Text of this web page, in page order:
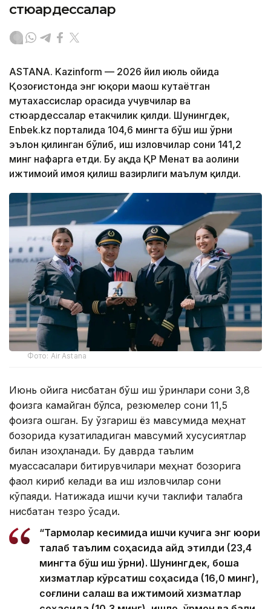
стюардессалар
ASTANA. Kazinform — 2026 йил июль ойида
Қозоғистонда энг юқори маош кутаётган
мутахассислар орасида учувчилар ва
стюардессалар етакчилик қилди. Шунингдек,
Enbek.kz порталида 104,6 мингта бўш иш ўрни
эълон қилинган бўлиб, иш изловчилар сони 141,2
минг нафарга етди. Бу ҳақда ҚР Меҳнат ва аҳолини
ижтимоий ҳимоя қилиш вазирлиги маълум қилди.
Фото: Air Astana
Июнь ойига нисбатан бўш иш ўринлари сони 3,8
фоизга камайган бўлса, резюмелер сони 11,5
фоизга ошган. Бу ўзгариш ёз мавсумида меҳнат
бозорида кузатиладиган мавсумий хусусиятлар
билан изоҳланади. Бу даврда таълим
муассасалари битирувчилари меҳнат бозорига
фаол кириб келади ва иш изловчилар сони
кўпаяди. Натижада ишчи кучи таклифи талабга
нисбатан тезроқ ўсади.
“Тармоқлар кесимида ишчи кучига энг юқори
талаб таълим соҳасида қайд этилди (23,4
мингта бўш иш ўрни). Шунингдек, бошқа
хизматлар кўрсатиш соҳасида (16,0 минг),
соғлиқни сақлаш ва ижтимоий хизматлар